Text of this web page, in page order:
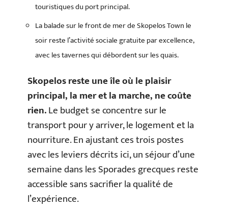
touristiques du port principal.
La balade sur le front de mer de Skopelos Town le
soir reste l’activité sociale gratuite par excellence,
avec les tavernes qui débordent sur les quais.
Skopelos reste une île où le plaisir
principal, la mer et la marche, ne coûte
rien.Le budget se concentre sur le
transport pour y arriver, le logement et la
nourriture. En ajustant ces trois postes
avec les leviers décrits ici, un séjour d’une
semaine dans les Sporades grecques reste
accessible sans sacrifier la qualité de
l’expérience.